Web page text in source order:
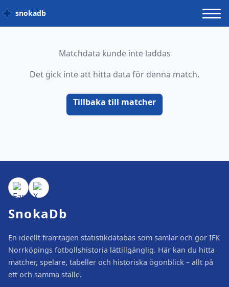
snokadb
Matchdata kunde inte laddas
Det gick inte att hitta data för denna match.
Tillbaka till matcher
SnokaDb
En ideellt framtagen statistikdatabas som samlar och gör IFK
Norrköpings fotbollshistoria lättillgänglig. Här kan du hitta
matcher, spelare, tabeller och historiska ögonblick – allt på
ett och samma ställe.